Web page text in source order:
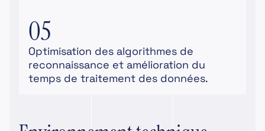
05
Optimisation des algorithmes de
reconnaissance et amélioration du
temps de traitement des données.